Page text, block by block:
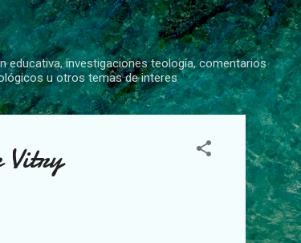
principal
educativa, investigaciones teología, comentarios
u otros temas de interes
Vitry